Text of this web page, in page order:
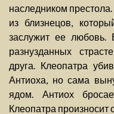
наследником
из близнецов,
заслужит ее
разнузданных
друга. Клеопатра
Антиоха, но сама
ядом. Антиох
Клеопатра